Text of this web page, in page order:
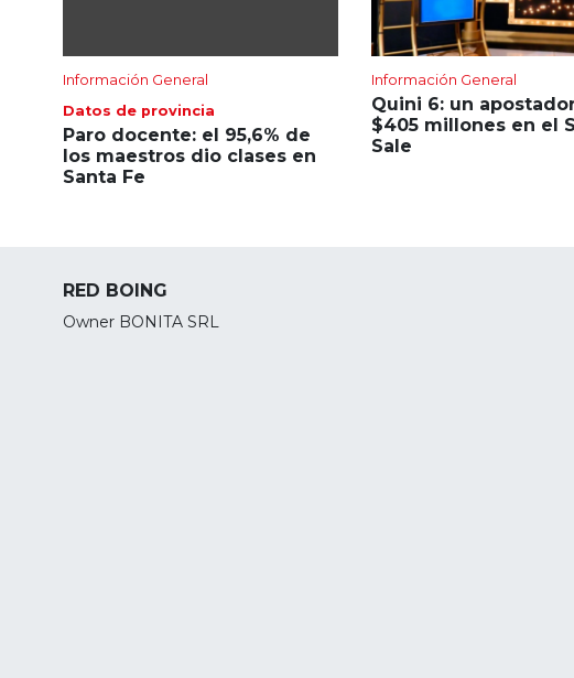
Información General
Datos de provincia
Paro docente: el 95,6% de
los maestros dio clases en
Santa Fe
Información General
Quini 6: un
$405 millones en el
Sale
RED BOING
Owner BONITA SRL